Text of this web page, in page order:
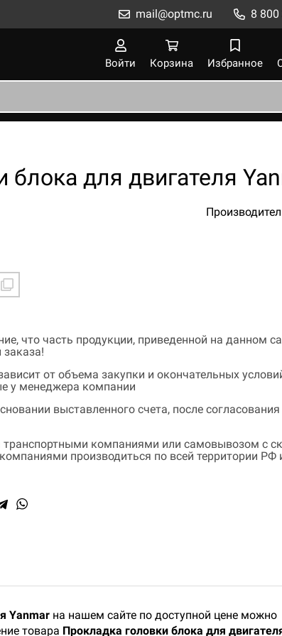
8 800
mail@optmc.ru
Войти Корзина Избранное
блока для двигателя
что часть продукции, приведенной на данном
заказа!
от объема закупки и окончательных
у менеджера компании
выставленного счета, после
транспортными компаниями или самовывозом с
производиться по всей территории РФ
Yanmar на нашем сайте по доступной цене можно
товара Прокладка головки блока для